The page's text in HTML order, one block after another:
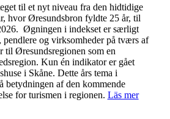
til et nyt niveau fra den hidtidige
hvor Øresundsbron fyldte 25 år, til
Øgningen i indekset er særligt
pendlere og virksomheder på tværs af
til Øresundsregionen som en
Kun én indikator er gået
i Skåne. Dette års tema i
betydningen af den kommende
for turismen i regionen. Läs mer